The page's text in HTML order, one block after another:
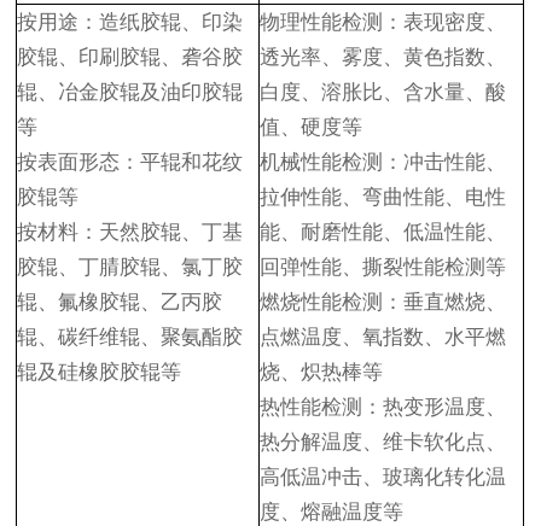
按用途：造纸胶辊、印染
胶辊、印刷胶辊、砻谷胶
辊、冶金胶辊及油印胶辊
等
按表面形态：平辊和花纹
胶辊等
按材料： 天然胶辊、丁基
胶辊、丁腈胶辊、氯丁胶
辊、氟橡胶辊、乙丙胶
辊、碳纤维辊、聚氨酯胶
辊及硅橡胶胶辊等
物理性能检测：表现密度、
透光率、雾度、黄色指数、
白度、溶胀比、含水量、酸
值、硬度等
机械性能检测：冲击性能、
拉伸性能、弯曲性能、电性
能、耐磨性能、低温性能、
回弹性能、撕裂性能检测等
燃烧性能检测：垂直燃烧、
点燃温度、氧指数、水平燃
烧、炽热棒等
热性能检测：热变形温度、
热分解温度、维卡软化点、
高低温冲击、玻璃化转化温
度、熔融温度等